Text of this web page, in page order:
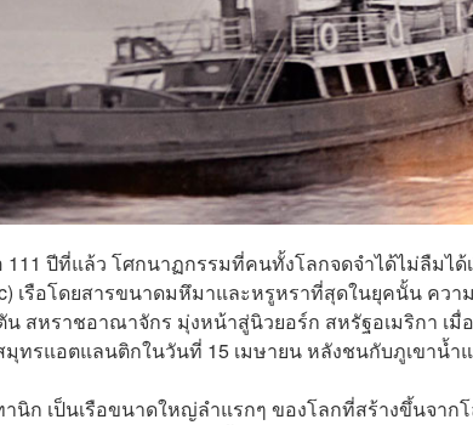
ปีที่แล้ว โศกนาฏกรรมที่คนทั้งโลกจดจำได้ไม่ลืมได้
เรือโดยสารขนาดมหึมาและหรูหราที่สุดในยุคนั้น คว
น สหราชอาณาจักร มุ่งหน้าสู่นิวยอร์ก สหรัฐอเมริกา เ
ทรแอตแลนติกในวันที่ 15 เมษายน หลังชนกับภูเขาน้ำแ
านิก เป็นเรือขนาดใหญ่ลำแรกๆ ของโลกที่สร้างขึ้นจาก